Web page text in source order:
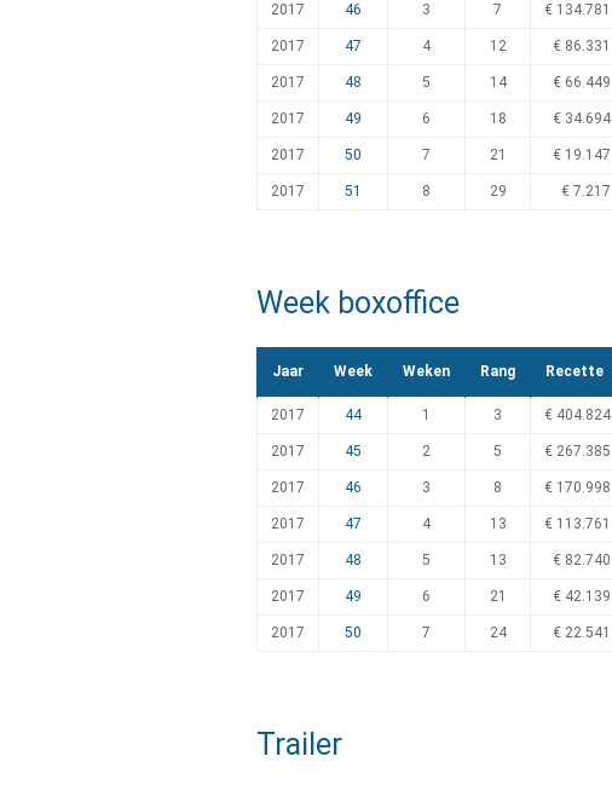
2017 46 3 7 € 134.781
2017 47 4 12 € 86.331
2017 48 5 14 € 66.449
2017 49 6 18 € 34.694
2017 50 7 21 € 19.147
2017 51 8 29 € 7.217
Week boxoffice
Jaar Week Weken Rang Recette
2017 44 1 3 € 404.824
2017 45 2 5 € 267.385
2017 46 3 8 € 170.998
2017 47 4 13 € 113.761
2017 48 5 13 € 82.740
2017 49 6 21 € 42.139
2017 50 7 24 € 22.541
Trailer